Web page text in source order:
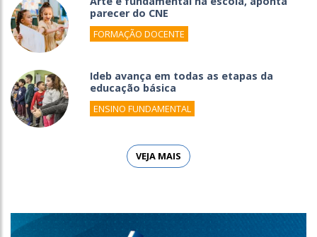
parecer do CNE
FORMAÇÃO DOCENTE
Ideb avança em todas as etapas da
educação básica
ENSINO FUNDAMENTAL
VEJA MAIS